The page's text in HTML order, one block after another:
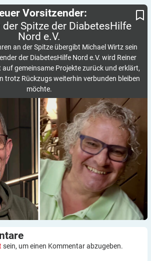
Neuer Vorsitzender:
Spitze der DiabetesHilfe Nord e.V.
Vorsitzender:
Spitze der DiabetesHilfe
Nord e.V.
an der Spitze übergibt Michael Wirtz sein
der DiabetesHilfe Nord e.V. wird Reiner
auf gemeinsame Projekte zurück und erklärt,
trotz Rückzugs weiterhin verbunden bleiben
möchte.
sein, um einen Kommentar abzugeben.